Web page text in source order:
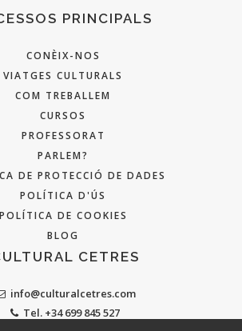
PRINCIPALS
CONÈIX-NOS
VIATGES CULTURALS
COM TREBALLEM
CURSOS
PROFESSORAT
PARLEM?
DE PROTECCIÓ DE DADES
POLÍTICA D'ÚS
POLÍTICA DE COOKIES
BLOG
CETRES
info@culturalcetres.com
Tel. +34 699 845 527